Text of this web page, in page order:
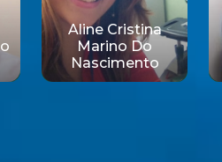
Aloísio Souza
Felipe da Silva